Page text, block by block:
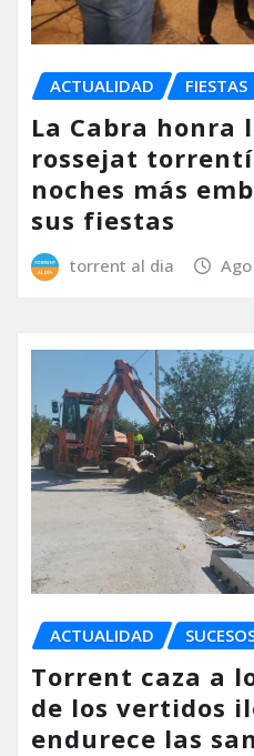
ACTUALIDAD FIESTAS
La Cabra
rossejat
noches más
sus fiestas
torrent al dia
ACTUALIDAD
Torrent caza a
de los vertidos
endurece las